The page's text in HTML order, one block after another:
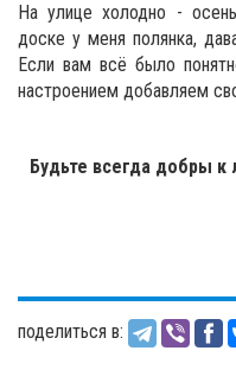
На улице холодно -
доске у меня полянка,
Если вам всё было
настроением добавляем
Будьте всегда добры
поделиться в: